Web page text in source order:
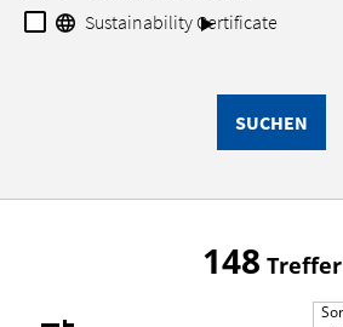
Sustainability Certificate
SUCHEN
148 Treffer